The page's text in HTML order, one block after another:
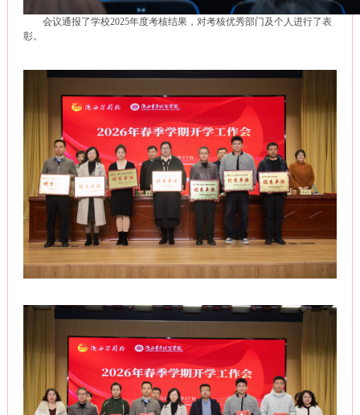
会议通报了学校2025年度考核结果，对考核优秀部门及个人进行了表
彰。